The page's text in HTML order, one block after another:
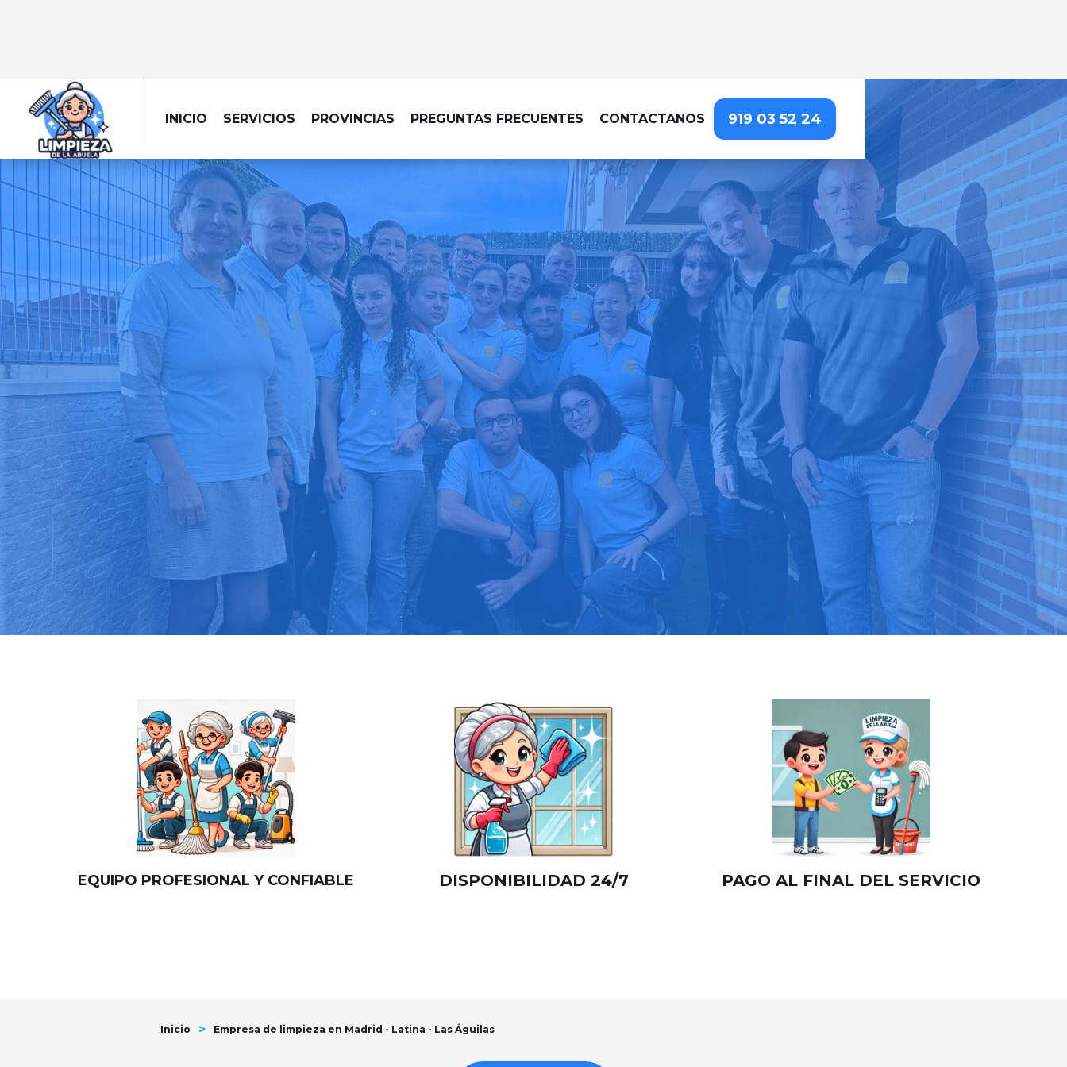
INICIO SERVICIOS PROVINCIAS PREGUNTAS FRECUENTES CONTACTANOS 919 03 52 24
EMPRESA DE LIMPIEZA EN MADRID - LATINA - LAS ÁGUILAS
Llevamos la limpieza profesional hasta tu puerta, para que puedas
centrarte en lo que realmente importa
Pide tu presupuesto gratis
Llama hoy: 919 03 52 24
Más de 1000 clientes confían en nosotros ⭐⭐⭐⭐⭐
EQUIPO PROFESIONAL Y CONFIABLE DISPONIBILIDAD 24/7 PAGO AL FINAL DEL SERVICIO
Inicio > Empresa de limpieza en Madrid - Latina - Las Águilas